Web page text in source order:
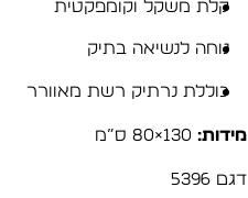
קלת משקל וקומפקטית
נוחה לנשיאה בתיק
כוללת נרתיק רשת מאוורר
מידות:
דגם 5396